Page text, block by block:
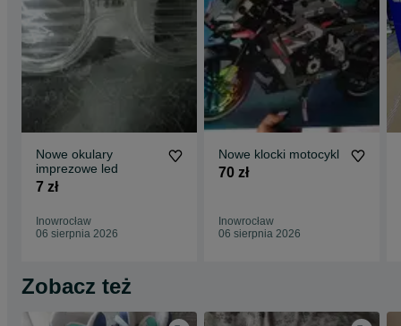
Nowe okulary
imprezowe led
7 zł
Inowrocław
06 sierpnia 2026
Nowe klocki motocykl
70 zł
Inowrocław
06 sierpnia 2026
Zobacz też